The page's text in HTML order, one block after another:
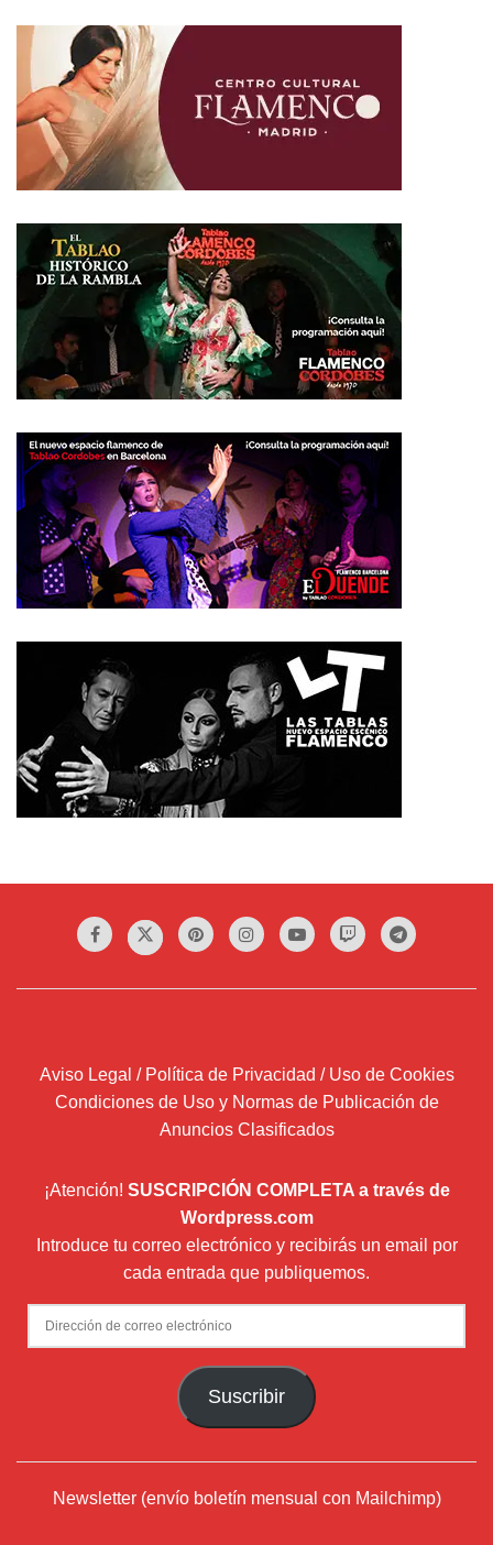
Aviso Legal / Política de Privacidad / Uso de Cookies
Condiciones de Uso y Normas de Publicación de
Anuncios Clasificados
¡Atención! SUSCRIPCIÓN COMPLETA a través de
Wordpress.com
Introduce tu correo electrónico y recibirás un email por
cada entrada que publiquemos.
Dirección
de
Suscribir
Newsletter (envío boletín mensual con Mailchimp)